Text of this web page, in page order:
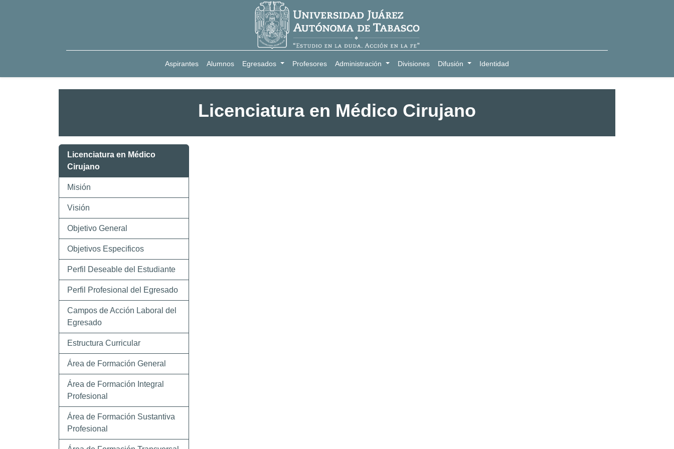
Aspirantes Alumnos Egresados Profesores Administración Divisiones Difusión Identidad
Licenciatura en Médico Cirujano
Licenciatura en Médico
Cirujano
Misión
Visión
Objetivo General
Objetivos Especificos
Perfil Deseable del Estudiante
Perfil Profesional del Egresado
Campos de Acción Laboral del
Egresado
Estructura Curricular
Área de Formación General
Área de Formación Integral
Profesional
Área de Formación Sustantiva
Profesional